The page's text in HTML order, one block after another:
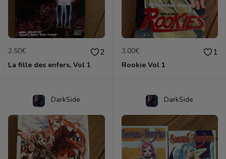
2.50€ 2
La fille des enfers, Vol 1
3.00€ 1
Rookie Vol 1
DarkSide DarkSide